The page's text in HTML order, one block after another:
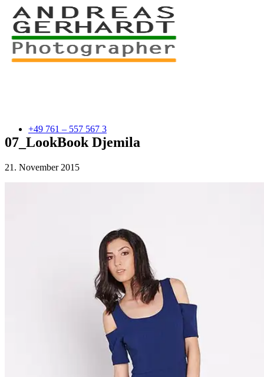
+49 761 – 557 567 3
07_LookBook Djemila
21. November 2015